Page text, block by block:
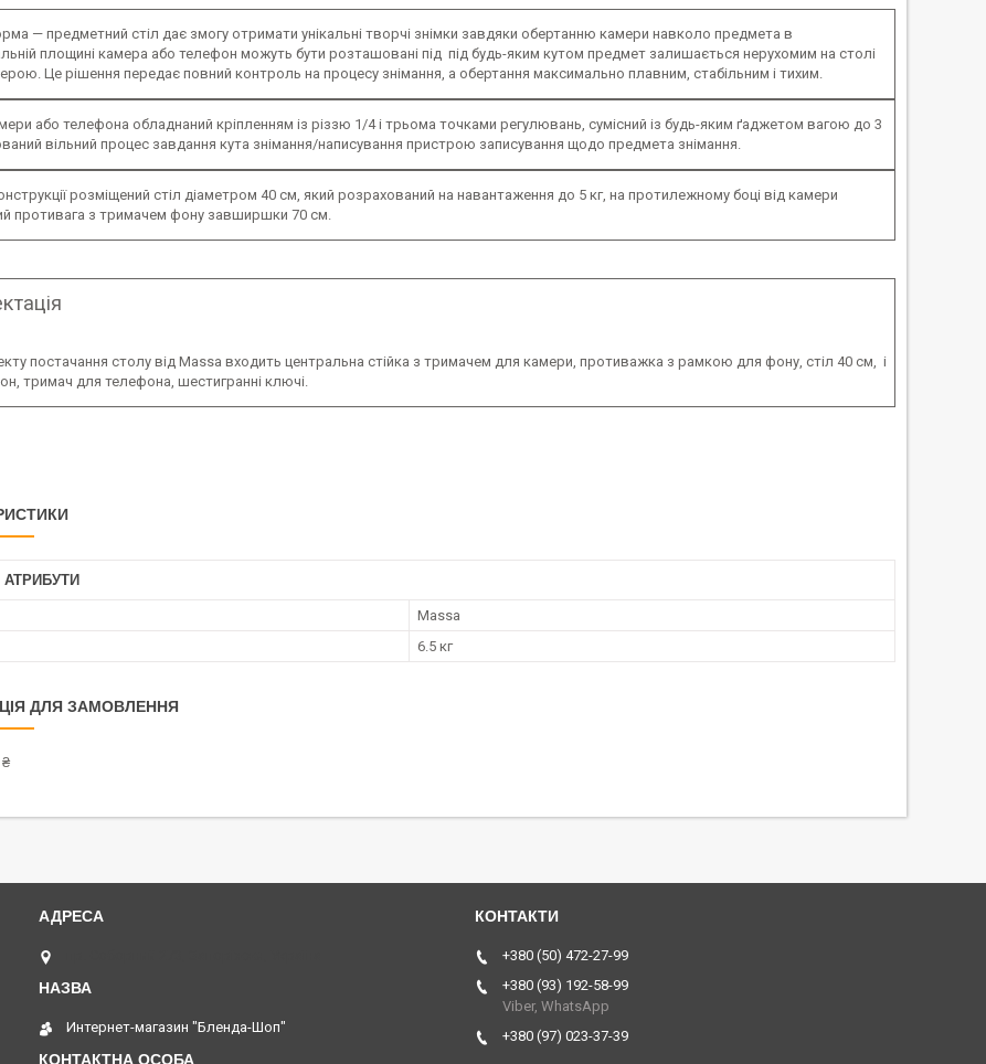
— предметний стіл дає змогу отримати унікальні творчі знімки завдяки обертанню камери навколо предмета в
площині камера або телефон можуть бути розташовані під під будь-яким кутом предмет залишається нерухомим на столі
Це рішення передає повний контроль на процесу знімання, а обертання максимально плавним, стабільним і тихим.
або телефона обладнаний кріпленням із різзю 1/4 і трьома точками регулювань, сумісний із будь-яким ґаджетом вагою до 3
вільний процес завдання кута знімання/написування пристрою записування щодо предмета знімання.
розміщений стіл діаметром 40 см, який розрахований на навантаження до 5 кг, на протилежному боці від камери
противага з тримачем фону завширшки 70 см.
постачання столу від Massa входить центральна стійка з тримачем для камери, противажка з рамкою для фону, стіл 40 см, і
тримач для телефона, шестигранні ключі.
Massa
6.5 кг
ДЛЯ ЗАМОВЛЕННЯ
₴
Интернет-магазин "Бленда-Шоп"
+380 (50) 472-27-99
+380 (93) 192-58-99
Viber, WhatsApp
+380 (97) 023-37-39